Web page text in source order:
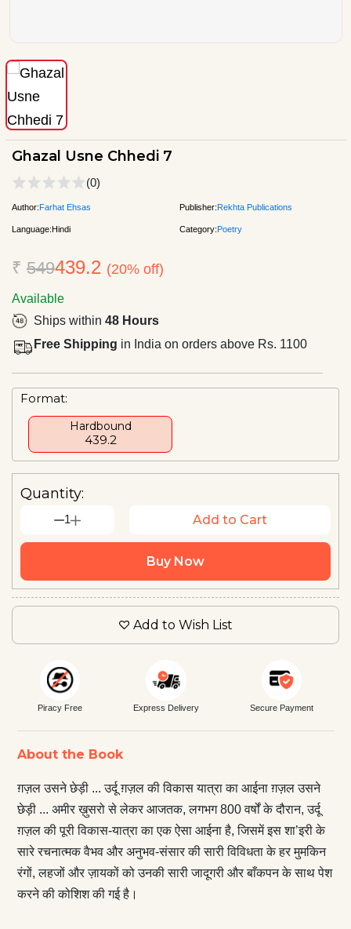
Ghazal Usne Chhedi 7
(0)
Author:Farhat Ehsas Publisher:Rekhta Publications
Language:Hindi Category:Poetry
₹ 549439.2 (20% off)
Available
Ships within 48 Hours
Free Shipping in India on orders above Rs. 1100
Format:
Hardbound
₹439.2
Quantity:
1 Add to Cart
Buy Now
Add to Wish List
Piracy Free Express Delivery Secure Payment
About the Book
ग़ज़ल उसने छेड़ी ... उर्दू ग़ज़ल की विकास यात्रा का आईना ग़ज़ल उसने
छेड़ी ... अमीर ख़ुसरो से लेकर आजतक, लगभग 800 वर्षों के दौरान, उर्दू
ग़ज़ल की पूरी विकास-यात्रा का एक ऐसा आईना है, जिसमें इस शा’इरी के
सारे रचनात्मक वैभव और अनुभव-संसार की सारी विविधता के हर मुमकिन
रंगों, लहजों और ज़ायकों को उनकी सारी जादूगरी और बाँकपन के साथ पेश
करने की कोशिश की गई है।